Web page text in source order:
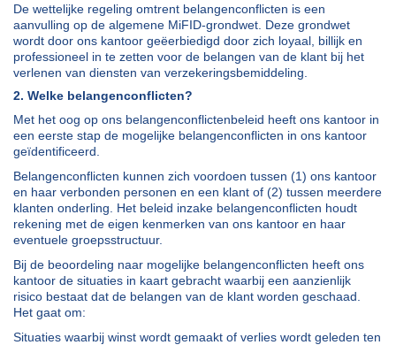
De wettelijke regeling omtrent belangenconflicten is een
aanvulling op de algemene MiFID-grondwet. Deze grondwet
wordt door ons kantoor geëerbiedigd door zich loyaal, billijk en
professioneel in te zetten voor de belangen van de klant bij het
verlenen van diensten van verzekeringsbemiddeling.
2. Welke belangenconflicten?
Met het oog op ons belangenconflictenbeleid heeft ons kantoor in
een eerste stap de mogelijke belangenconflicten in ons kantoor
geïdentificeerd.
Belangenconflicten kunnen zich voordoen tussen (1) ons kantoor
en haar verbonden personen en een klant of (2) tussen meerdere
klanten onderling. Het beleid inzake belangenconflicten houdt
rekening met de eigen kenmerken van ons kantoor en haar
eventuele groepsstructuur.
Bij de beoordeling naar mogelijke belangenconflicten heeft ons
kantoor de situaties in kaart gebracht waarbij een aanzienlijk
risico bestaat dat de belangen van de klant worden geschaad.
Het gaat om:
Situaties waarbij winst wordt gemaakt of verlies wordt geleden ten